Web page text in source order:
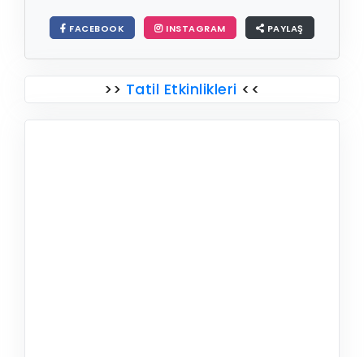
FACEBOOK INSTAGRAM PAYLAŞ
>> Tatil Etkinlikleri <<